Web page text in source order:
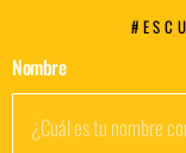
Nombre